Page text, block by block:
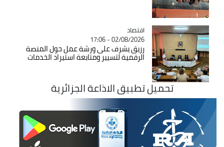
Catégorie
اقتصاد
02/08/2026 - 17:06
رزيق يشرف على ورشة عمل حول المنصة
الرقمية لتسيير ومتابعة استيراد الخدمات
تحميل تطبيق الاذاعة الجزائرية